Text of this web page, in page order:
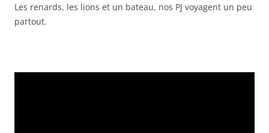
Les renards, les lions et un bateau, nos PJ voyagent un peu
partout.